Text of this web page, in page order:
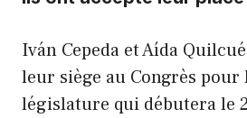
Iván Cepeda et Aída
leur siège au Congrès
législature qui débutera le